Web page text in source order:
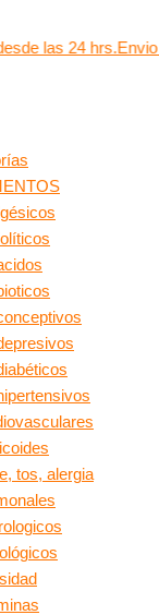
las 24 hrs.Envio
tos, alergia